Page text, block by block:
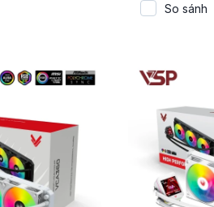
So sánh